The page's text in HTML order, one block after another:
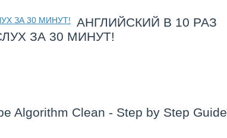
АНГЛИЙСКИЙ В 10 РАЗ
ЗА 30 МИНУТ!
Algorithm Clean - Step by Step Guide